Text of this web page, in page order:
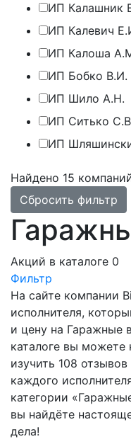
ИП Калашник
ИП Калевич
ИП Калоша
ИП Бобко В.И.
ИП Шило А.Н.
ИП Ситько
ИП
Найдено 15
Сбросить фильтр
Акций в каталоге 0
Фильтр
На сайте компании
исполнителя,
и цену на Гаражные
каталоге вы можете
изучить 108
каждого
категории
вы найдёте
дела!